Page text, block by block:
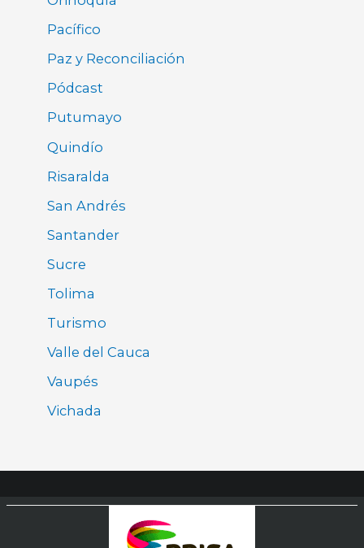
Pacífico
Paz y Reconciliación
Pódcast
Putumayo
Quindío
Risaralda
San Andrés
Santander
Sucre
Tolima
Turismo
Valle del Cauca
Vaupés
Vichada